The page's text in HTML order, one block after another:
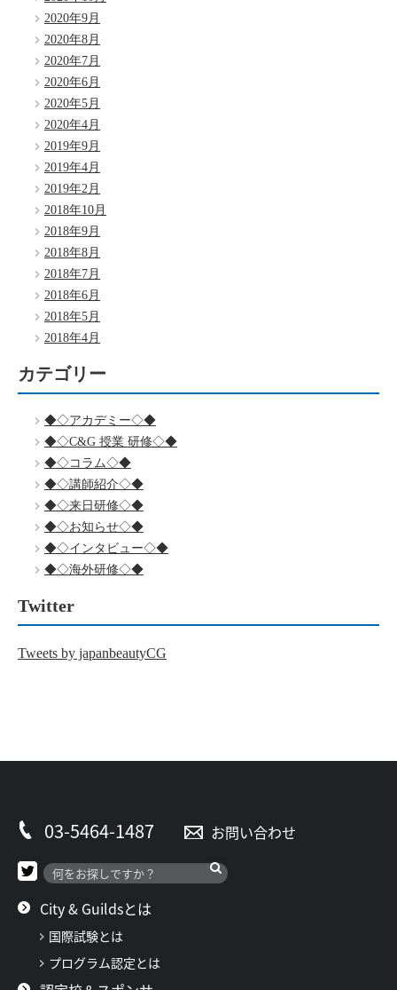
2020年9月
2020年8月
2020年7月
2020年6月
2020年5月
2020年4月
2019年9月
2019年4月
2019年2月
2018年10月
2018年9月
2018年8月
2018年7月
2018年6月
2018年5月
2018年4月
カテゴリー
◆◇アカデミー◇◆
◆◇C&G 授業 研修◇◆
◆◇コラム◇◆
◆◇講師紹介◇◆
◆◇来日研修◇◆
◆◇お知らせ◇◆
◆◇インタビュー◇◆
◆◇海外研修◇◆
Twitter
Tweets by japanbeautyCG
03-5464-1487 お問い合わせ
City & Guildsとは
国際試験とは
プログラム認定とは